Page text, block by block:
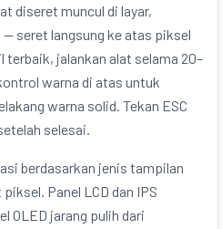
diseret muncul di layar,
seret langsung ke atas piksel
terbaik, jalankan alat selama 20–
warna di atas untuk
warna solid. Tekan ESC
selesai.
berdasarkan jenis tampilan
Panel LCD dan IPS
OLED jarang pulih dari